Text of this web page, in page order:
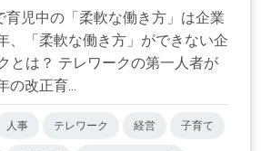
育児中の「柔軟な働き方」は企業
、「柔軟な働き方」ができない企
とは？ テレワークの第一人者が
の改正育...
人事 テレワーク 経営 子育て